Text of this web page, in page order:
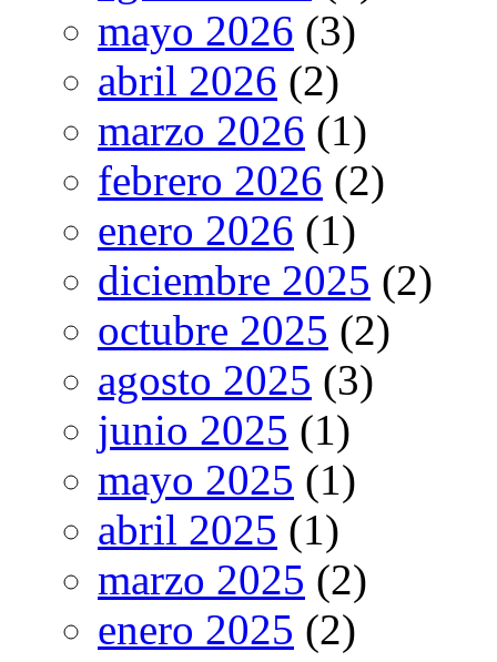
mayo 2026 (3)
abril 2026 (2)
marzo 2026 (1)
febrero 2026 (2)
enero 2026 (1)
diciembre 2025 (2)
octubre 2025 (2)
agosto 2025 (3)
junio 2025 (1)
mayo 2025 (1)
abril 2025 (1)
marzo 2025 (2)
enero 2025 (2)